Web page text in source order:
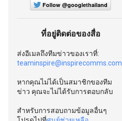
Follow @googlethailand
ที่อยู่ติดต่อของสื่อ
ส่งอีเมลถึงทีมข่าวของเราที่:
teaminspire@inspirecomms.com.
หากคุณไม่ได้เป็นสมาชิกของทีม
ข่าว คุณจะไม่ได้รับการตอบกลับ
สำหรับการสอบถามข้อมูลอื่นๆ